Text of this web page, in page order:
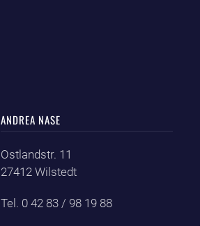
ANDREA NASE
Ostlandstr. 11
27412 Wilstedt
Tel. 0 42 83 / 98 19 88